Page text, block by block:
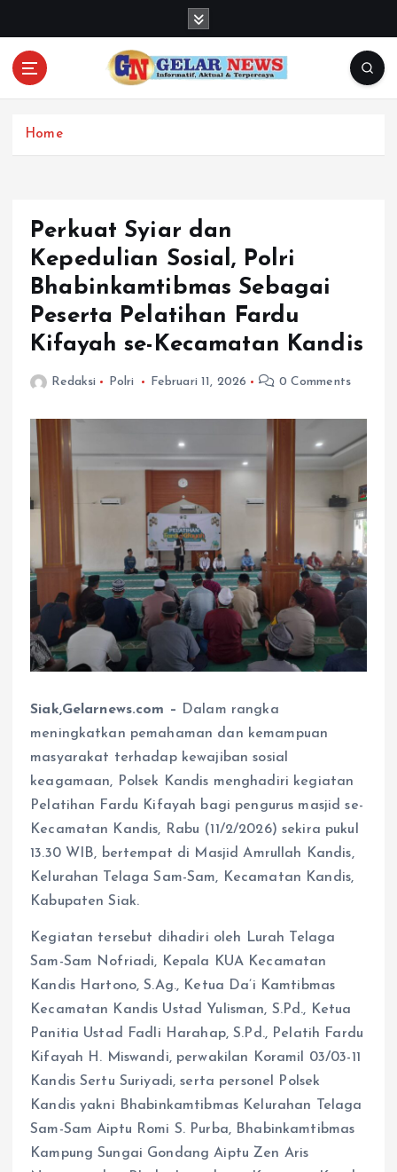
Home
Perkuat Syiar dan
Kepedulian Sosial, Polri
Bhabinkamtibmas Sebagai
Peserta Pelatihan Fardu
Kifayah se-Kecamatan Kandis
Redaksi Polri Februari 11, 2026 0 Comments
Siak,Gelarnews.com –
Dalam rangka
meningkatkan pemahaman dan kemampuan
masyarakat terhadap kewajiban sosial
keagamaan, Polsek Kandis menghadiri kegiatan
Pelatihan Fardu Kifayah bagi pengurus masjid se-
Kecamatan Kandis, Rabu (11/2/2026) sekira pukul
13.30 WIB, bertempat di Masjid Amrullah Kandis,
Kelurahan Telaga Sam-Sam, Kecamatan Kandis,
Kabupaten Siak.
Kegiatan tersebut dihadiri oleh Lurah Telaga
Sam-Sam Nofriadi, Kepala KUA Kecamatan
Kandis Hartono, S.Ag., Ketua Da’i Kamtibmas
Kecamatan Kandis Ustad Yulisman, S.Pd., Ketua
Panitia Ustad Fadli Harahap, S.Pd., Pelatih Fardu
Kifayah H. Miswandi, perwakilan Koramil 03/03-11
Kandis Sertu Suriyadi, serta personel Polsek
Kandis yakni Bhabinkamtibmas Kelurahan Telaga
Sam-Sam Aiptu Romi S. Purba, Bhabinkamtibmas
Kampung Sungai Gondang Aiptu Zen Aris